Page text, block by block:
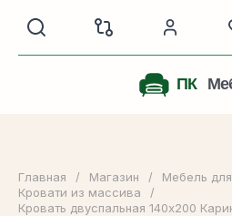
Главная / Магазин / Мебель
Кровати из массива
/
Кровать двуспальная 140х200